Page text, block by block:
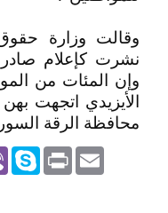
وقالت وزارة
نشرت كإعلام صادر
وإن المئات من
الأيزيدي اتجهت
محافظة الرقة
Skype PrintEmail